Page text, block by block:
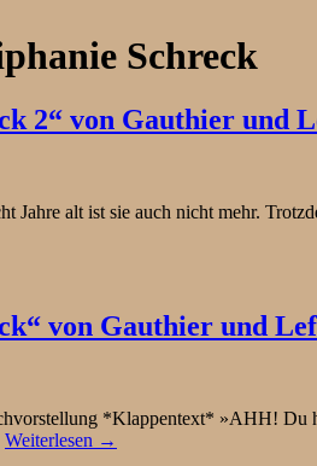
Schreck
2“ von Gauthier und
alt ist sie auch nicht mehr.
von Gauthier und
*Klappentext* »AHH! Du
Weiterlesen →